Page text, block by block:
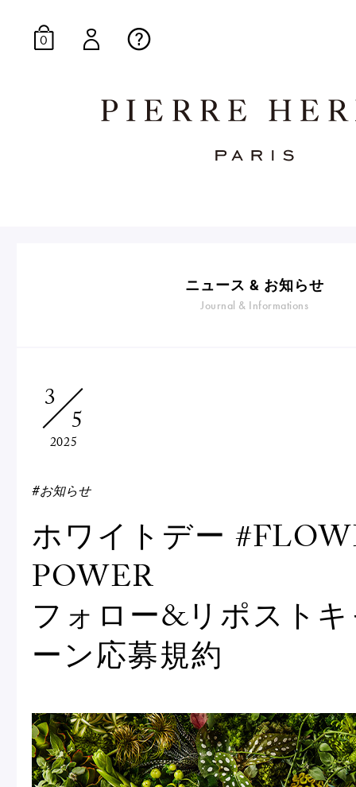
焼き菓子
Sablé et gateaux de
voyage
ク
紅茶
アイス
Glaces
冷
0
ニュース & お知らせ
Journal & Informations
3
5
2025
#お知らせ
ホワイトデー
POWER
フォロー&リポスト
ーン応募規約